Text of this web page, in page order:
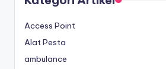
Access Point
Alat Pesta
ambulance